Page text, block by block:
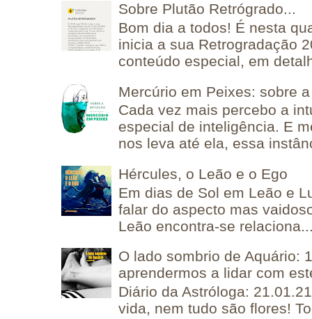
Sobre Plutão Retrógrado...
Bom dia a todos! É nesta
inicia a sua Retrogradação
conteúdo especial, em
Mercúrio em Peixes: sobre
Cada vez mais percebo a
especial de inteligência. E
nos leva até ela, essa
Hércules, o Leão e o Ego
Em dias de Sol em Leão e
falar do aspecto mas
Leão encontra-se
O lado sombrio de Aquário:
aprendermos a lidar com
Diário da Astróloga:
vida, nem tudo são flores!